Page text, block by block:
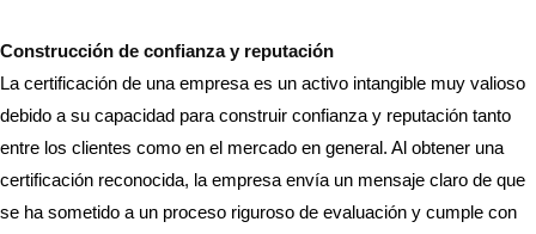
Construcción de confianza y reputación
La certificación de una empresa es un activo intangible muy valioso
debido a su capacidad para construir confianza y reputación tanto
entre los clientes como en el mercado en general. Al obtener una
certificación reconocida, la empresa envía un mensaje claro de que
se ha sometido a un proceso riguroso de evaluación y cumple con